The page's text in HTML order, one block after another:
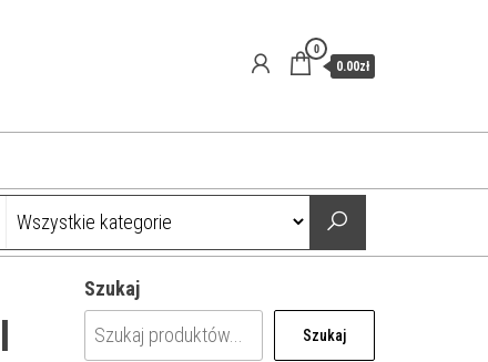
0
0.00zł
Szukaj
Szukaj